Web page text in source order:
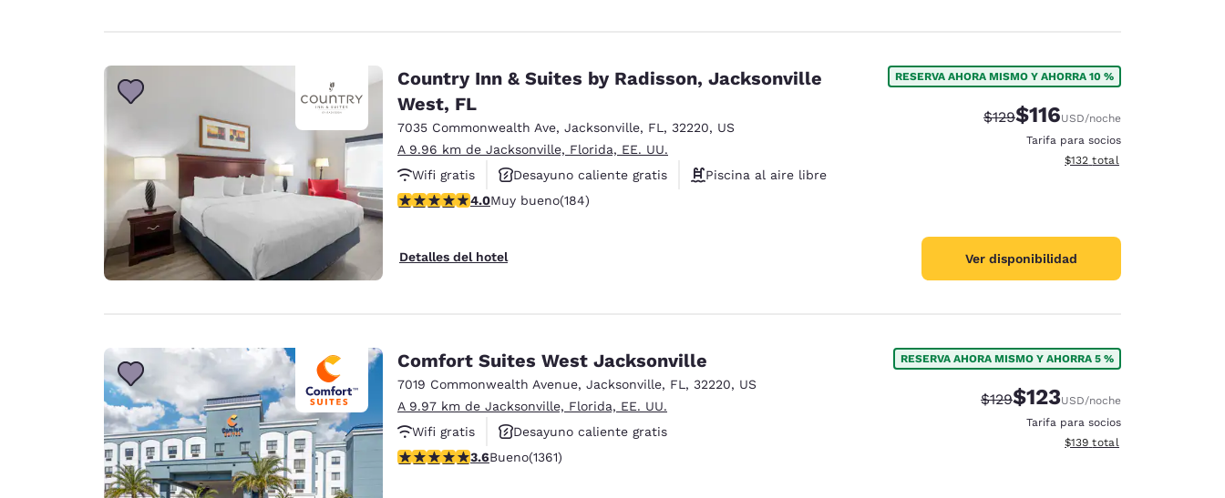
Country Inn & Suites by Radisson, Jacksonville
West, FL
7035 Commonwealth Ave, Jacksonville, FL , 32220, US
A 9.96 km de Jacksonville, Florida, EE. UU.
Wifi gratis
Desayuno caliente gratis
Piscina al aire libre
Calificación de 4.01 estrellas. Muy bueno. 184 reseñas
4.0Muy bueno(184)
Detalles del hotel
RESERVA AHORA MISMO Y AHORRA 10 %
Tarifa tachada:
$129Tarifa reducida:
$116USD/noche
Tarifa para socios
Ver detalles totales
$132 total
Ver disponibilidad
Comfort Suites West Jacksonville
7019 Commonwealth Avenue, Jacksonville, FL , 32220, US
A 9.97 km de Jacksonville, Florida, EE. UU.
Wifi gratis
Desayuno caliente gratis
Hoteles que aceptan mascotas
Calificación de 3.65 estrellas. Bueno. 1361 reseñas
3.6Bueno(1361)
RESERVA AHORA MISMO Y AHORRA 5 %
Tarifa tachada:
$129Tarifa reducida:
$123USD/noche
Tarifa para socios
Ver detalles totales
$139 total